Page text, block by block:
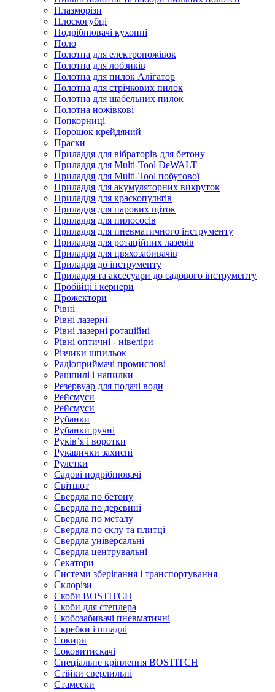
Плазморізи
Плоскогубці
Подрібнювачі кухонні
Поло
Полотна для електроножівок
Полотна для лобзиків
Полотна для пилок Алігатор
Полотна для стрічкових пилок
Полотна для шабельних пилок
Полотна ножівкові
Попкорниці
Порошок крейдяний
Праски
Приладдя для вібраторів для бетону
Приладдя для Multi-Tool DeWALT
Приладдя для Multi-Tool побутової
Приладдя для акумуляторних викруток
Приладдя для краскопультів
Приладдя для парових щіток
Приладдя для пилососів
Приладдя для пневматичного інструменту
Приладдя для ротаційних лазерів
Приладдя для цвяхозабивачів
Приладдя до інструменту
Приладдя та аксесуари до садового інструменту
Пробійці і кернери
Прожектори
Рівні
Рівні лазерні
Рівні лазерні ротаційні
Рівні оптичні - нівеліри
Різчики шпильок
Радіоприймачі промислові
Рашпилі і напилки
Резервуар для подачі води
Рейсмуси
Рейсмуси
Рубанки
Рубанки ручні
Руківʼя і воротки
Рукавички захисні
Рулетки
Садові подрібнювачі
Світшот
Свердла по бетону
Свердла по деревині
Свердла по металу
Свердла по склу та плитці
Свердла універсальні
Свердла центрувальні
Секатори
Системи зберігання і транспортування
Склорізи
Скоби BOSTITCH
Скоби для степлера
Скобозабивачі пневматичні
Скребки і шпадлі
Сокири
Соковитискачі
Спеціальне кріплення BOSTITCH
Стійки сверлильні
Стамески